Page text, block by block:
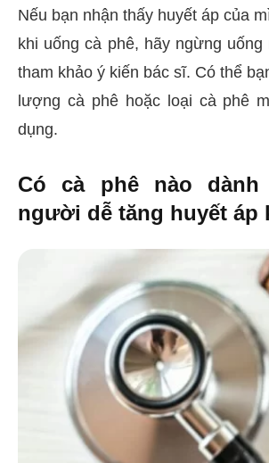
Nếu bạn nhận thấy huyết áp của
khi uống cà phê, hãy ngừng
tham khảo ý kiến bác sĩ. Có thể
lượng cà phê hoặc loại cà phê
dụng.
Có cà phê nào dành
người dễ tăng huyết áp